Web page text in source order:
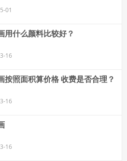
01
用什么颜料比较好？
16
按照面积算价格 收费是否合理？
16
16